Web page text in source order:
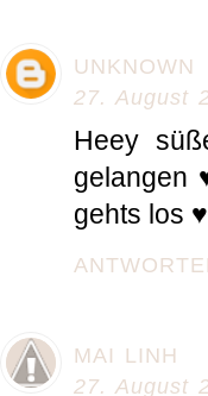
UNKNOWN
27. August
Heey
gelangen
gehts los ♥
MAI LINH
27. August